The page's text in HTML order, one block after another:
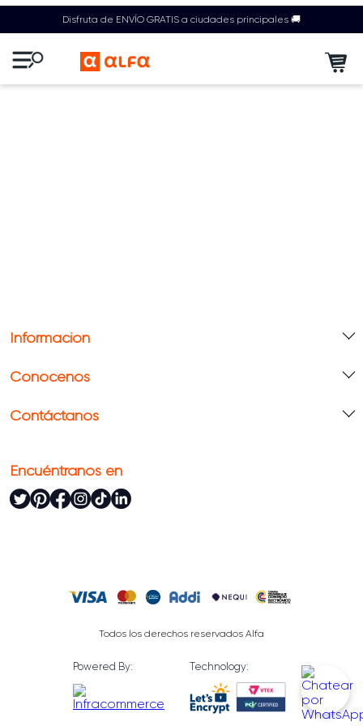
Disfruta de ENVÍO GRATIS a ciudades principales 🚚
Información
Conócenos
Contáctanos
Encuéntranos en
Todos los derechos reservados Alfa
Powered By: Technology: